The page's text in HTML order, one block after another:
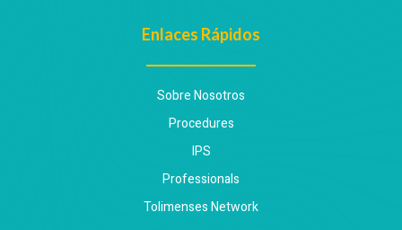
Enlaces Rápidos
Sobre Nosotros
Procedures
IPS
Professionals
Tolimenses Network